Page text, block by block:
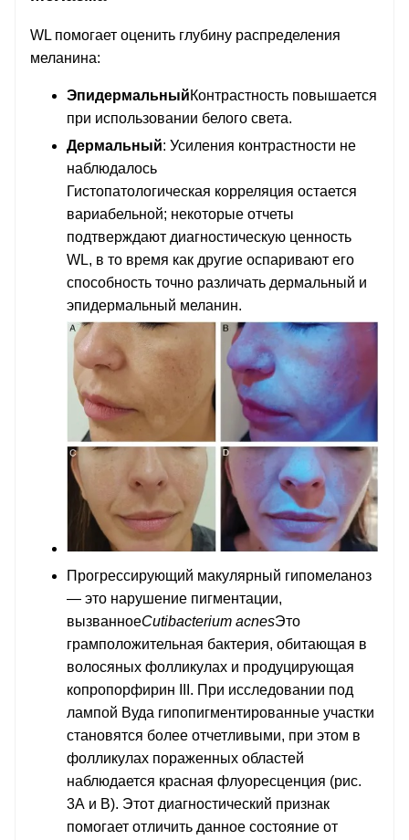
WL помогает оценить глубину распределения
меланина:
ЭпидермальныйКонтрастность повышается
при использовании белого света.
Дермальный: Усиления контрастности не
наблюдалось
Гистопатологическая корреляция остается
вариабельной; некоторые отчеты
подтверждают диагностическую ценность
WL, в то время как другие оспаривают его
способность точно различать дермальный и
эпидермальный меланин.
Прогрессирующий макулярный гипомеланоз
— это нарушение пигментации,
вызванноеCutibacterium acnesЭто
грамположительная бактерия, обитающая в
волосяных фолликулах и продуцирующая
копропорфирин III. При исследовании под
лампой Вуда гипопигментированные участки
становятся более отчетливыми, при этом в
фолликулах пораженных областей
наблюдается красная флуоресценция (рис.
3А и В). Этот диагностический признак
помогает отличить данное состояние от